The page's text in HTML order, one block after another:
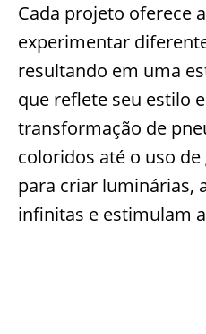
Cada projeto oferece
experimentar
resultando em uma
que reflete seu estilo
transformação de
coloridos até o uso
para criar luminárias,
infinitas e estimulam